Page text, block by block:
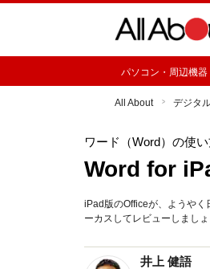
パソコン・周辺機器
All About デジタ
ワード（Word）の使
Word for
iPad版のOfficeが、ようやく
ーカスしてレビューしまし
井上 健語